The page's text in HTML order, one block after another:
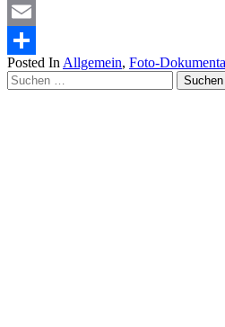
Mastodon
Email
Teilen
Posted In Allgemein, Foto-
Suchen
nach: